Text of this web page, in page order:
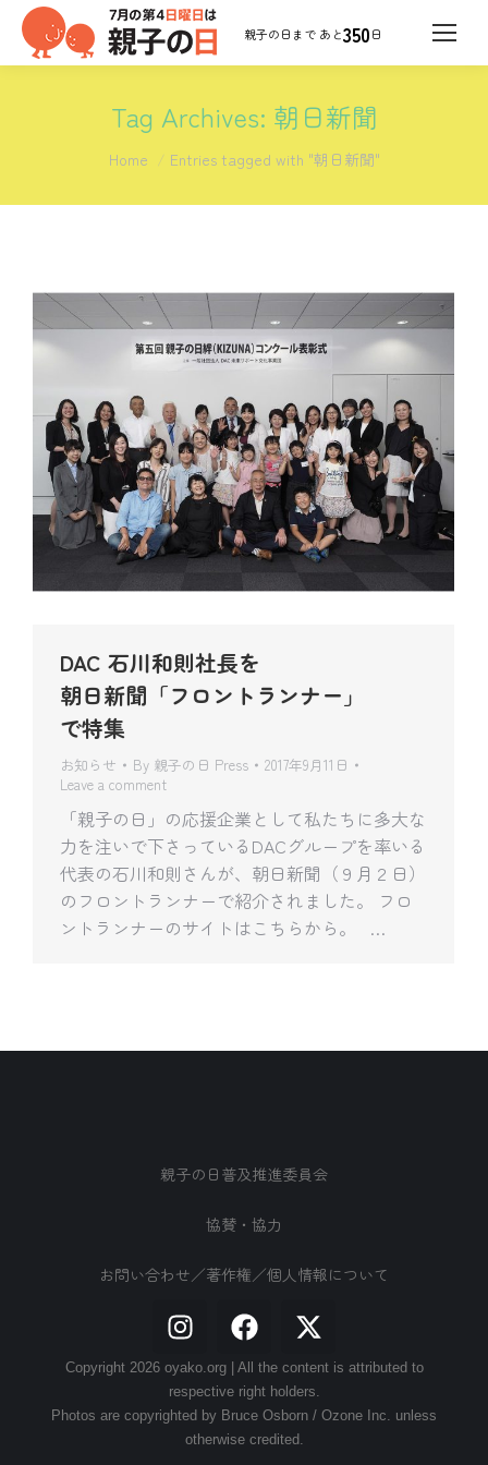
350日
Tag Archives: 朝日新聞
You are here:
Home Entries tagged with "朝日新聞"
DAC 石川和則社長を
朝日新聞「フロントランナー」
で特集
お知らせ By 親子の日 Press
2017年9月11日
Leave a comment
「親子の日」の応援企業として私たちに多大な
力を注いで下さっているDACグループを率いる
代表の石川和則さんが、朝日新聞（９月２日）
のフロントランナーで紹介されました。 フロ
ントランナーのサイトはこちらから。 …
親子の日普及推進委員会
協賛・協力
お問い合わせ／著作権／個人情報について
Copyright 2026 oyako.org | All the content is attributed to
respective right holders.
Photos are copyrighted by Bruce Osborn / Ozone Inc. unless
otherwise credited.